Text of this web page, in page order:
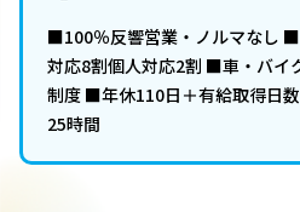
■100％反響営業・ノルマなし
対応8割個人対応2割 ■車・バイ
制度 ■年休110日＋有給取得日
25時間